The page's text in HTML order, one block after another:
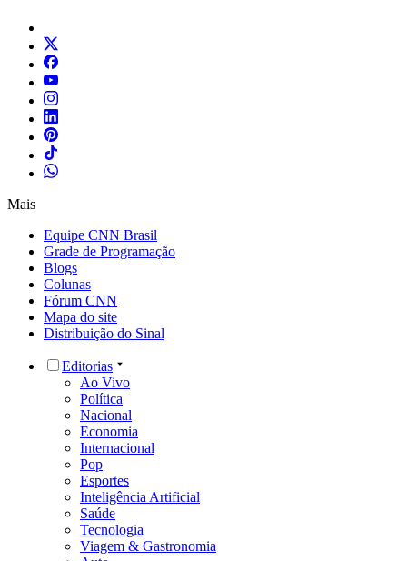
Mais
Equipe CNN Brasil
Grade de Programação
Blogs
Colunas
Fórum CNN
Mapa do site
Distribuição do Sinal
Editorias
Ao Vivo
Política
Nacional
Economia
Internacional
Pop
Esportes
Inteligência Artificial
Saúde
Tecnologia
Viagem & Gastronomia